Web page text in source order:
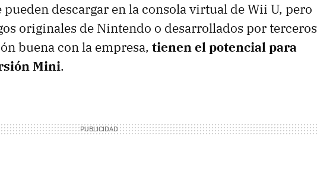
descargar en la consola virtual de Wii U, pero
originales de Nintendo o desarrollados por terceros
buena con la empresa, tienen el potencial para
Mini.